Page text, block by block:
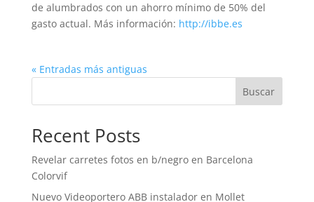
de alumbrados con un ahorro mínimo de 50% del
gasto actual. Más información: http://ibbe.es
« Entradas más antiguas
Buscar
Recent Posts
Revelar carretes fotos en b/negro en Barcelona
Colorvif
Nuevo Videoportero ABB instalador en Mollet